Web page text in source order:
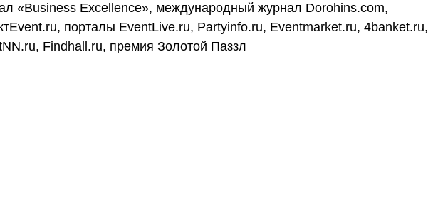
«Business Excellence», международный журнал Dorohins.com,
порталы EventLive.ru, Partyinfo.ru, Eventmarket.ru, 4banket.ru,
Findhall.ru, премия Золотой Паззл